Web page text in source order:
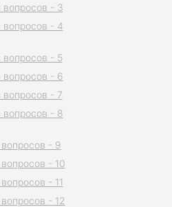
вопросов - 3
вопросов - 4
вопросов - 5
вопросов - 6
вопросов - 7
вопросов - 8
- 9
- 10
- 11
- 12